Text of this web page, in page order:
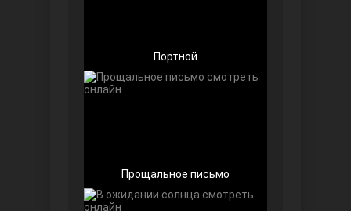
Портной
Прощальное письмо